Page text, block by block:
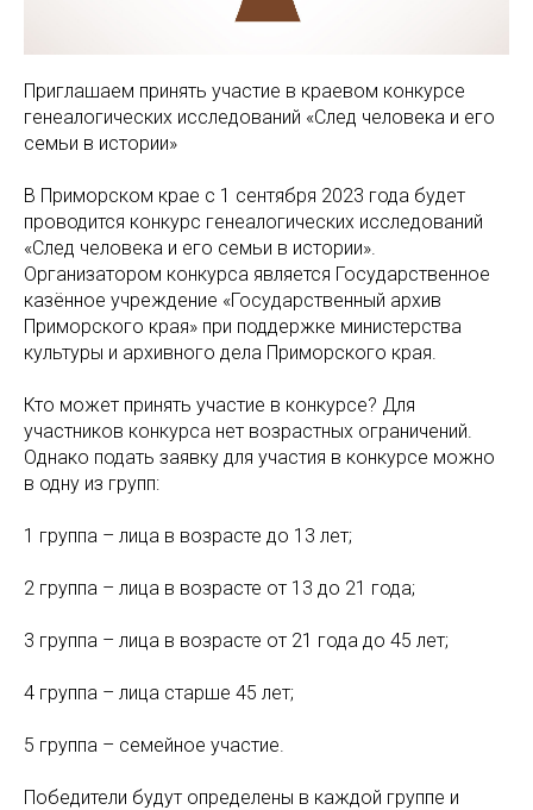
Приглашаем принять участие в краевом конкурсе
генеалогических исследований «След человека и его
семьи в истории»
В Приморском крае с 1 сентября 2023 года будет
проводится конкурс генеалогических исследований
«След человека и его семьи в истории».
Организатором конкурса является Государственное
казённое учреждение «Государственный архив
Приморского края» при поддержке министерства
культуры и архивного дела Приморского края.
Кто может принять участие в конкурсе? Для
участников конкурса нет возрастных ограничений.
Однако подать заявку для участия в конкурсе можно
в одну из групп:
1 группа – лица в возрасте до 13 лет;
2 группа – лица в возрасте от 13 до 21 года;
3 группа – лица в возрасте от 21 года до 45 лет;
4 группа – лица старше 45 лет;
5 группа – семейное участие.
Победители будут определены в каждой группе и